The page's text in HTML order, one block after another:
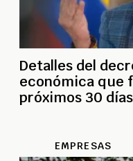
Detalles del
económica que
próximos 30 días
EMPRESAS